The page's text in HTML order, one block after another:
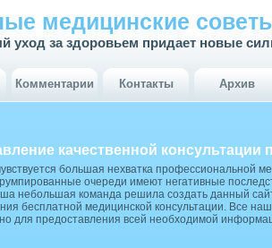
медицинские
уход за здоровьем придает новые
Комментарии Контакты Архив
качественной консультации
большая нехватка профессиональной
очереди имеют негативные
небольшая команда решила создать данный
бесплатной медицинской консультации. Все
для предоставления всей необходимой